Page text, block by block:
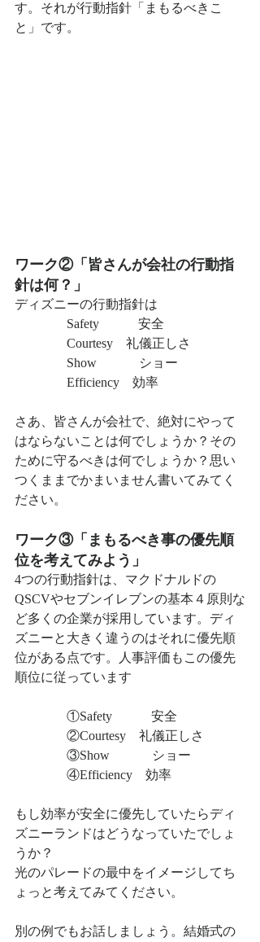
す。それが行動指針「まもるべきこ
と」です。
ワーク②「皆さんが会社の行動指
針は何？」
ディズニーの行動指針は
Safety　　　安全
Courtesy　礼儀正しさ
Show　　　 ショー
Efficiency　効率
さあ、皆さんが会社で、絶対にやって
はならないことは何でしょうか？その
ために守るべきは何でしょうか？思い
つくままでかまいません書いてみてく
ださい。
ワーク③「まもるべき事の優先順
位を考えてみよう」
4つの行動指針は、マクドナルドの
QSCVやセブンイレブンの基本４原則な
ど多くの企業が採用しています。ディ
ズニーと大きく違うのはそれに優先順
位がある点です。人事評価もこの優先
順位に従っています
①Safety　　　安全
②Courtesy　礼儀正しさ
③Show　　　 ショー
④Efficiency　効率
もし効率が安全に優先していたらディ
ズニーランドはどうなっていたでしょ
うか？
光のパレードの最中をイメージしてち
ょっと考えてみてください。
別の例でもお話しましょう。結婚式の